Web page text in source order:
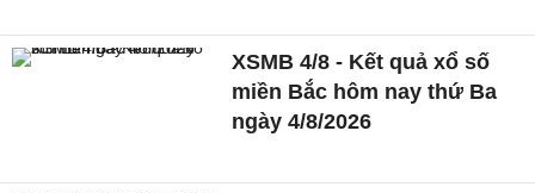
XSMB 4/8 - Kết quả xổ số
miền Bắc hôm nay thứ Ba
ngày 4/8/2026